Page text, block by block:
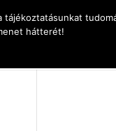
hátterét!